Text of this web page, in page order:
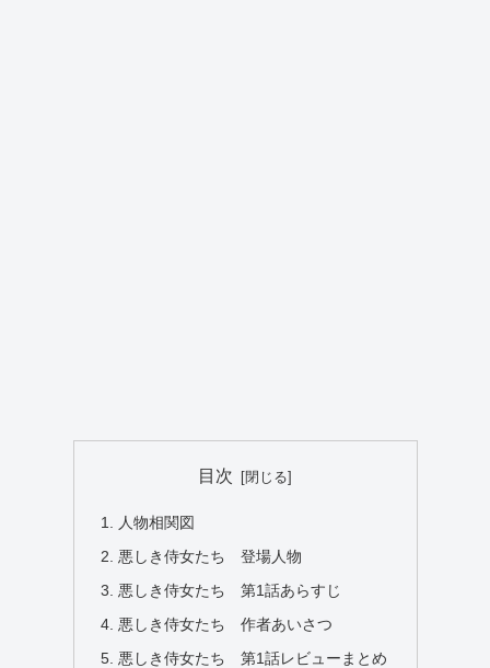
目次
人物相関図
悪しき侍女たち 登場人物
悪しき侍女たち 第1話あらすじ
悪しき侍女たち 作者あいさつ
悪しき侍女たち 第1話レビューまとめ